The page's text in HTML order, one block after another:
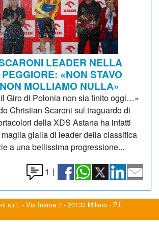
LEADER NELLA
«NON STAVO
MOLLIAMO NULLA»
Giro di Polonia non sia finito oggi…»
Christian Scaroni sul traguardo di
della XDS Astana ha infatti
gialla di leader della classifica
a una bellissima progressione...
1 |
s.r.l. - Via Inama 7 - 20133 Milano - P.I.